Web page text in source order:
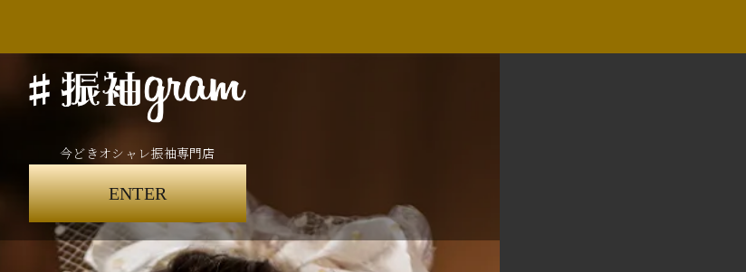
今どきオシャレ振袖専門店
ENTER